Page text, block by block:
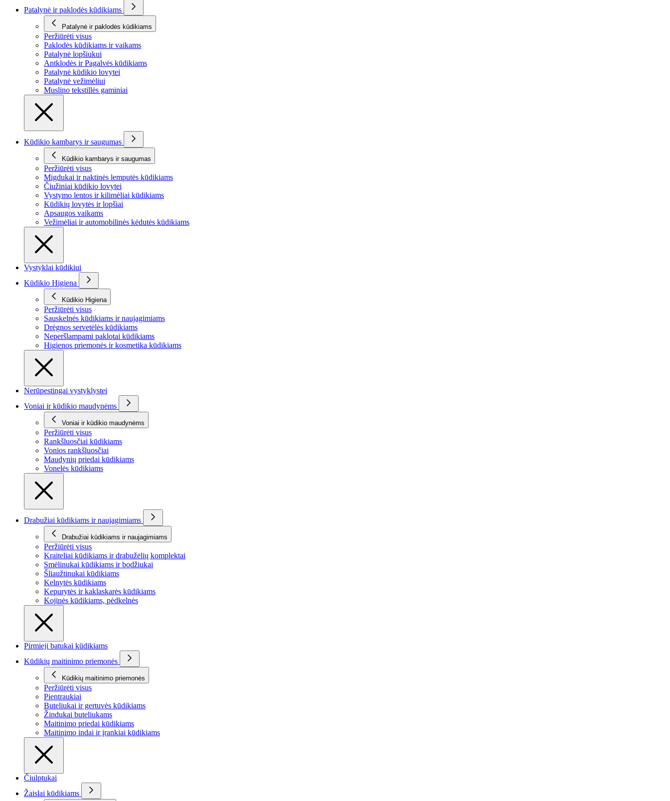
Patalynė ir paklodės kūdikiams
Patalynė ir paklodės kūdikiams
Peržiūrėti visus
Paklodės kūdikiams ir vaikams
Patalynė lopšiukui
Antklodės ir Pagalvės kūdikiams
Patalynė kūdikio lovytei
Patalynė vežimėliui
Muslino tekstillės gaminiai
Kūdikio kambarys ir saugumas
Kūdikio kambarys ir saugumas
Peržiūrėti visus
Migdukai ir naktinės lemputės kūdikiams
Čiužiniai kūdikio lovytei
Vystymo lentos ir kilimėliai kūdikiams
Kūdikių lovytės ir lopšiai
Apsaugos vaikams
Vežimėliai ir automobilinės kėdutės kūdikiams
Vystyklai kūdikiui
Kūdikio Higiena
Kūdikio Higiena
Peržiūrėti visus
Sauskelnės kūdikiams ir naujagimiams
Drėgnos servetėlės kūdikiams
Neperšlampami paklotai kūdikiams
Higienos priemonės ir kosmetika kūdikiams
Nerūpestingai vystyklystei
Voniai ir kūdikio maudynėms
Voniai ir kūdikio maudynėms
Peržiūrėti visus
Rankšluosčiai kūdikiams
Vonios rankšluosčiai
Maudynių priedai kūdikiams
Vonelės kūdikiams
Drabužiai kūdikiams ir naujagimiams
Drabužiai kūdikiams ir naujagimiams
Peržiūrėti visus
Kraiteliai kūdikiams ir drabužėlių komplektai
Smėlinukai kūdikiams ir bodžiukai
Šliaužtinukai kūdikiams
Kelnytės kūdikiams
Kepurytės ir kaklaskarės kūdikiams
Kojinės kūdikiams, pėdkelnės
Pirmieji batukai kūdikiams
Kūdikių maitinimo priemonės
Kūdikių maitinimo priemonės
Peržiūrėti visus
Pientraukiai
Buteliukai ir gertuvės kūdikiams
Žindukai buteliukams
Maitinimo priedai kūdikiams
Maitinimo indai ir įrankiai kūdikiams
Čiulptukai
Žaislai kūdikiams